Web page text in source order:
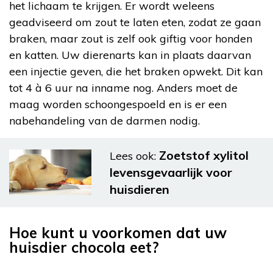
het lichaam te krijgen. Er wordt weleens
geadviseerd om zout te laten eten, zodat ze gaan
braken, maar zout is zelf ook giftig voor honden
en katten. Uw dierenarts kan in plaats daarvan
een injectie geven, die het braken opwekt. Dit kan
tot 4 à 6 uur na inname nog. Anders moet de
maag worden schoongespoeld en is er een
nabehandeling van de darmen nodig.
Lees ook: Zoetstof xylitol
levensgevaarlijk voor
huisdieren
Hoe kunt u voorkomen dat uw
huisdier chocola eet?